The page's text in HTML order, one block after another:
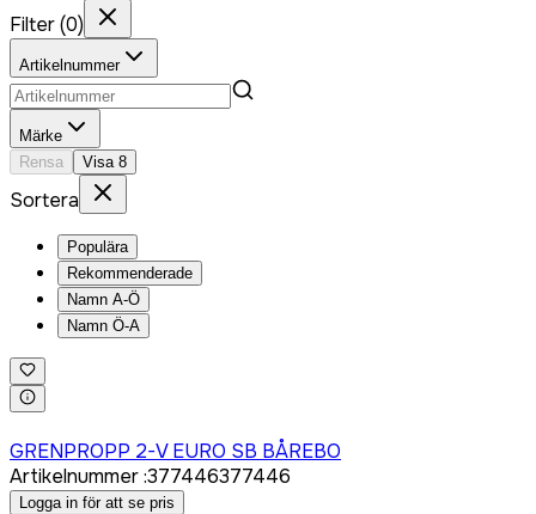
Filter(0)
Artikelnummer
Märke
Rensa
Visa 8
Sortera
Populära
Rekommenderade
Namn A-Ö
Namn Ö-A
GRENPROPP 2-V EURO SB BÅREBO
Artikelnummer:377446377446
Logga in för att se pris